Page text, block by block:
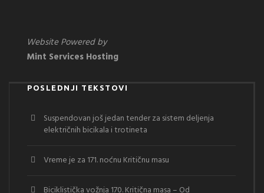
Website Powered by
Mint Services Hosting
POSLEDNJI TEKSTOVI
Suspendovan još jedan tender za sistem deljenja
električnih bicikala i trotineta
Vreme je za 171. noćnu Kritičnu masu